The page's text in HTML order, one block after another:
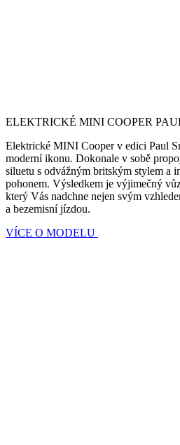
ELEKTRICKÉ MINI COOPER
Elektrické MINI Cooper v edici Paul
moderní ikonu. Dokonale v sobě
siluetu s odvážným britským stylem a
pohonem. Výsledkem je výjimečný
který Vás nadchne nejen svým
a bezemisní jízdou.
VÍCE O MODELU